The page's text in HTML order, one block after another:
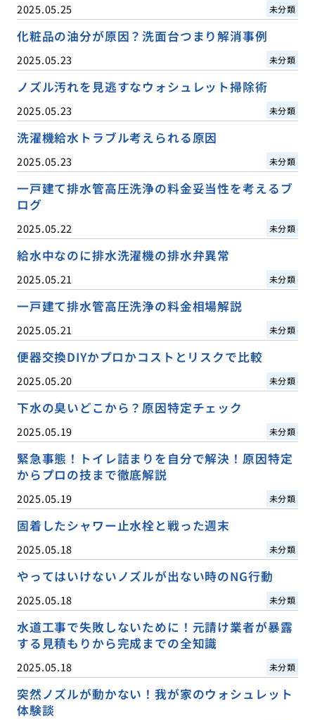
2025.05.25 未分類
化粧品の油分が原因？洗面台つまり解消事例
2025.05.23 未分類
ノズル汚れを見逃すなウォシュレット掃除術
2025.05.23 未分類
洗濯機給水トラブル考えられる原因
2025.05.23 未分類
一戸建て排水管高圧洗浄の料金妥当性を考えるブ
ログ
2025.05.22 未分類
給水中なのに排水洗濯機の排水弁異常
2025.05.21 未分類
一戸建て排水管高圧洗浄の料金相場解説
2025.05.21 未分類
便器交換DIYかプロかコストとリスクで比較
2025.05.20 未分類
下水の臭いどこから？原因特定チェック
2025.05.19 未分類
緊急事態！トイレ詰まりを自分で解決！原因特定
からプロの技まで徹底解説
2025.05.19 未分類
固着したシャワー止水栓と戦った週末
2025.05.18 未分類
やってはいけないノズルが出ない時のNG行動
2025.05.18 未分類
水道工事で失敗しないために！元請け業者が暴露
する見積もりから完成までの全知識
2025.05.18 未分類
突然ノズルが動かない！我が家のウォシュレット
体験談